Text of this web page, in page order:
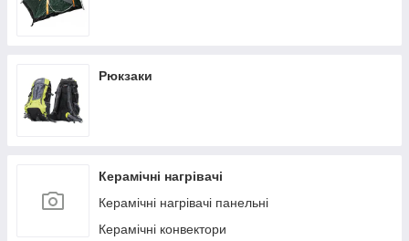
Рюкзаки
Керамічні нагрівачі
Керамічні нагрівачі панельні
Керамічні конвектори